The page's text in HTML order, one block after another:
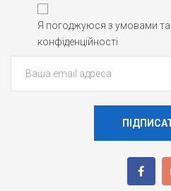
Я погоджуюся з умовами
конфіденційності